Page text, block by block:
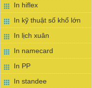
In hiflex
In kỹ thuật số khổ lớn
In lịch xuân
In namecard
In PP
In standee